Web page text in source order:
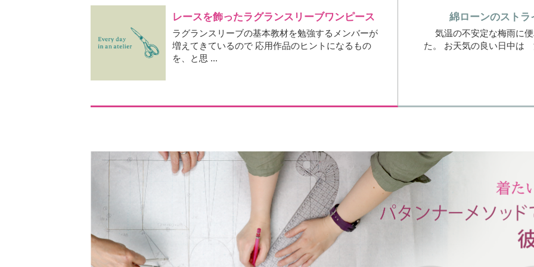
レースを飾ったラグランスリーブワンピース
ラグランスリーブの基本教材を勉強するメンバーが
増えてきているので 応用作品のヒントになるもの
を、と思 ...
綿ローンのスト
気温の不安定な梅雨に
た。 お天気の良い日中は